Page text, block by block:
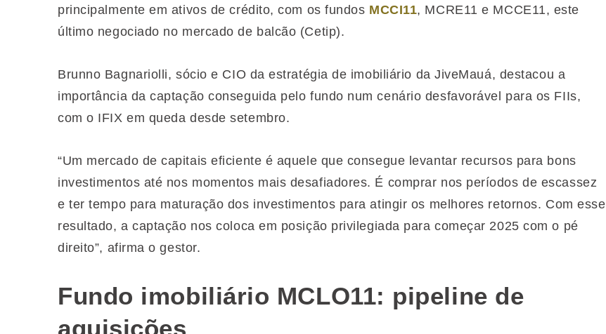
principalmente em ativos de crédito, com os fundos MCCI11, MCRE11 e MCCE11, este
último negociado no mercado de balcão (Cetip).
Brunno Bagnariolli, sócio e CIO da estratégia de imobiliário da JiveMauá, destacou a
importância da captação conseguida pelo fundo num cenário desfavorável para os FIIs,
com o IFIX em queda desde setembro.
“Um mercado de capitais eficiente é aquele que consegue levantar recursos para bons
investimentos até nos momentos mais desafiadores. É comprar nos períodos de escassez
e ter tempo para maturação dos investimentos para atingir os melhores retornos. Com esse
resultado, a captação nos coloca em posição privilegiada para começar 2025 com o pé
direito”, afirma o gestor.
Fundo imobiliário MCLO11: pipeline de
aquisições